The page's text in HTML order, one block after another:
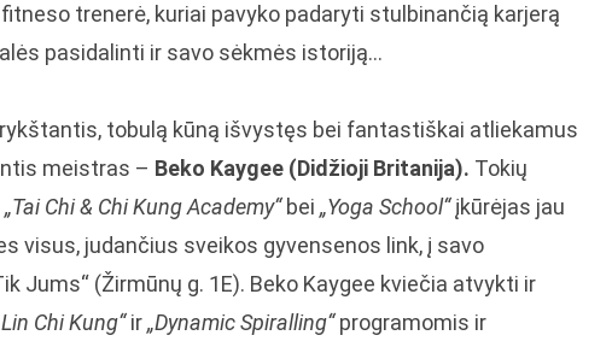
trenerė, kuriai pavyko padaryti stulbinančią karjerą
pasidalinti ir savo sėkmės istoriją…
tobulą kūną išvystęs bei fantastiškai atliekamus
meistras – Beko Kaygee (Didžioji Britanija). Tokių
„Tai Chi & Chi Kung Academy“bei „Yoga School“įkūrėjas jau
visus, judančius sveikos gyvensenos link, į savo
Jums“ (Žirmūnų g. 1E). Beko Kaygee kviečia atvykti ir
Chi Kung“ir„Dynamic Spiralling“programomis ir